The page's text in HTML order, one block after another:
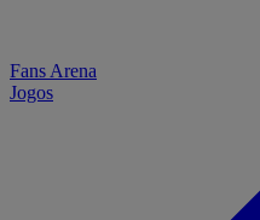
Fans Arena
Jogos